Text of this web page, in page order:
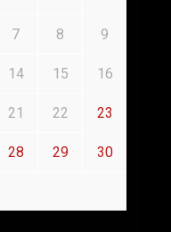
7 8 9
14 15 16
21 22 23
28 29 30